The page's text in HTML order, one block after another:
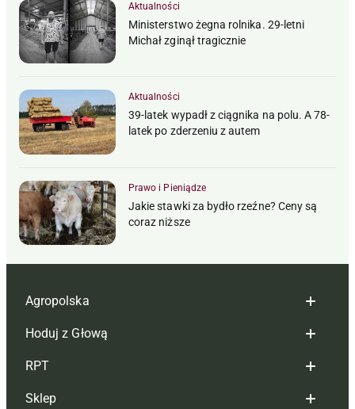
Aktualności
Ministerstwo żegna rolnika. 29-letni
Michał zginął tragicznie
Aktualności
39-latek wypadł z ciągnika na polu. A 78-
latek po zderzeniu z autem
Prawo i Pieniądze
Jakie stawki za bydło rzeźne? Ceny są
coraz niższe
Agropolska
Redakcja
Reklama
Tagi
Hoduj z Głową
Hoduj z głową bydło
Hoduj z głową świnie
RPT
Redakcja
Sklep